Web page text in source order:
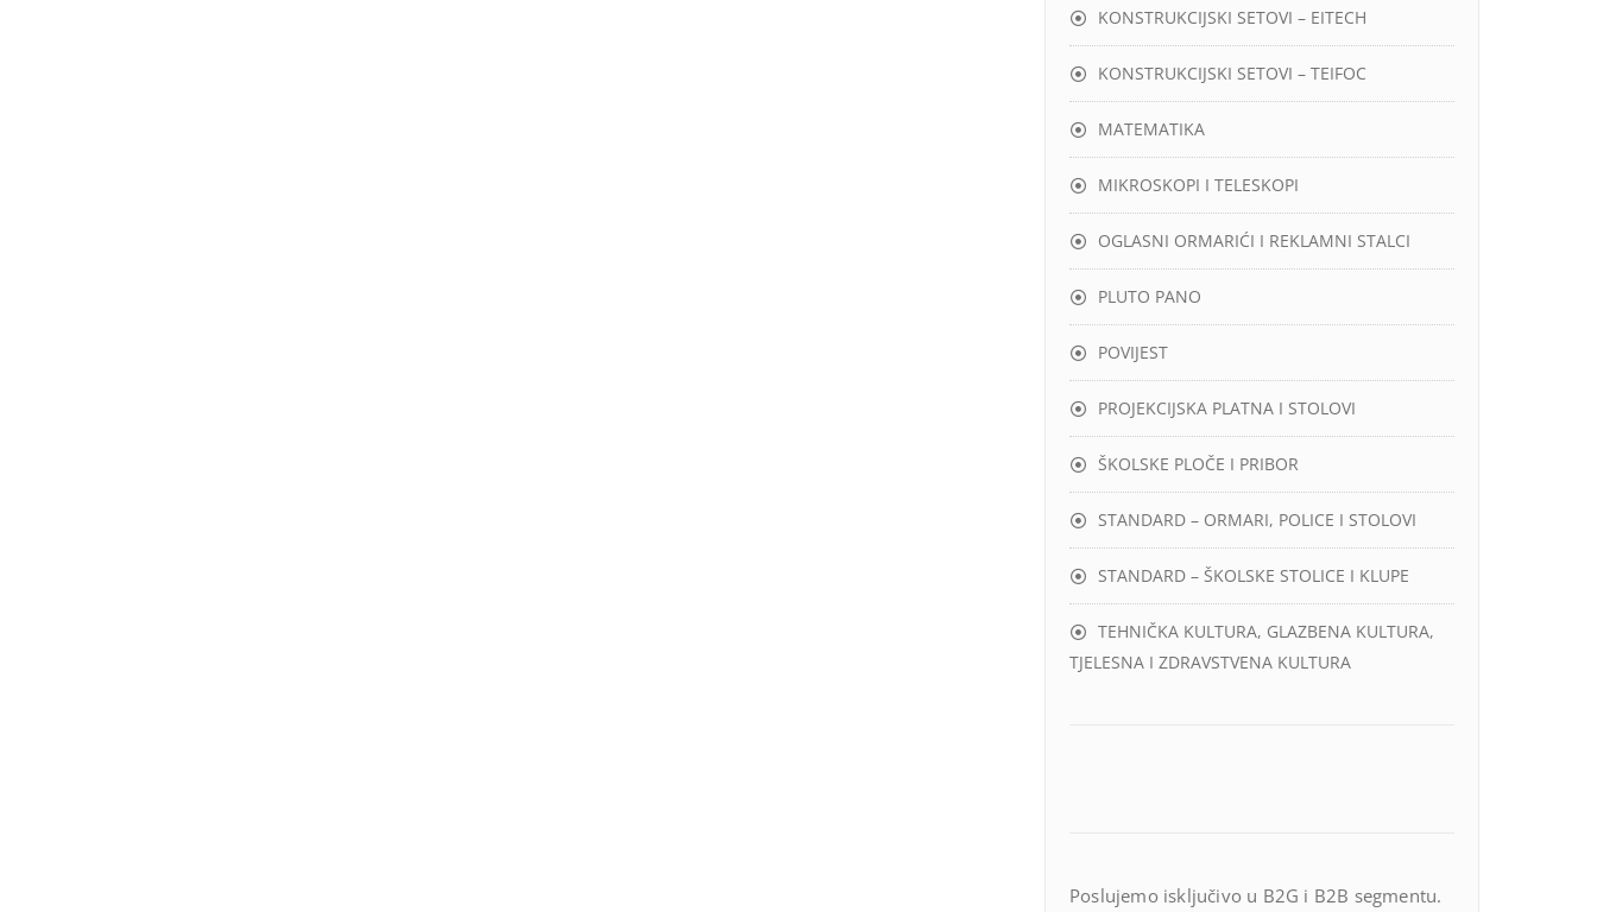
KONSTRUKCIJSKI SETOVI – EITECH
KONSTRUKCIJSKI SETOVI – TEIFOC
MATEMATIKA
MIKROSKOPI I TELESKOPI
OGLASNI ORMARIĆI I REKLAMNI STALCI
PLUTO PANO
POVIJEST
PROJEKCIJSKA PLATNA I STOLOVI
ŠKOLSKE PLOČE I PRIBOR
STANDARD – ORMARI, POLICE I STOLOVI
STANDARD – ŠKOLSKE STOLICE I KLUPE
TEHNIČKA KULTURA, GLAZBENA KULTURA,
TJELESNA I ZDRAVSTVENA KULTURA
Poslujemo isključivo u B2G i B2B segmentu.